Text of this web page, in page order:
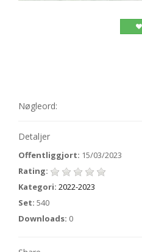
Nøgleord:
Detaljer
Offentliggjort: 15/03/2023
Rating:
Kategori: 2022-2023
Set: 540
Downloads: 0